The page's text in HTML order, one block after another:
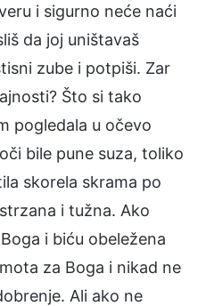
i sigurno neće naći
da joj uništavaš
zube i potpiši. Zar
Što si tako
pogledala u očevo
bile pune suza, toliko
skorela skrama po
i tužna. Ako
i biću obeležena
za Boga i nikad ne
Ali ako ne